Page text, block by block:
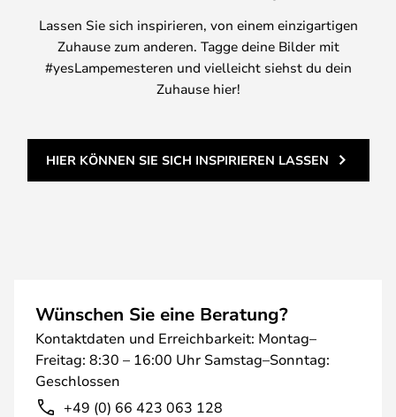
Lassen Sie sich inspirieren, von einem einzigartigen
Zuhause zum anderen. Tagge deine Bilder mit
#yesLampemesteren und vielleicht siehst du dein
Zuhause hier!
HIER KÖNNEN SIE SICH INSPIRIEREN LASSEN
Wünschen Sie eine Beratung?
Kontaktdaten und Erreichbarkeit: Montag–
Freitag: 8:30 – 16:00 Uhr Samstag–Sonntag:
Geschlossen
+49 (0) 66 423 063 128